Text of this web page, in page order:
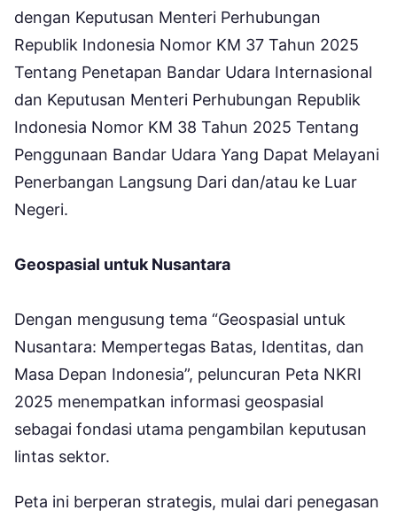
dengan Keputusan Menteri Perhubungan
Republik Indonesia Nomor KM 37 Tahun 2025
Tentang Penetapan Bandar Udara Internasional
dan Keputusan Menteri Perhubungan Republik
Indonesia Nomor KM 38 Tahun 2025 Tentang
Penggunaan Bandar Udara Yang Dapat Melayani
Penerbangan Langsung Dari dan/atau ke Luar
Negeri.
Geospasial untuk Nusantara
Dengan mengusung tema “Geospasial untuk
Nusantara: Mempertegas Batas, Identitas, dan
Masa Depan Indonesia”, peluncuran Peta NKRI
2025 menempatkan informasi geospasial
sebagai fondasi utama pengambilan keputusan
lintas sektor.
Peta ini berperan strategis, mulai dari penegasan